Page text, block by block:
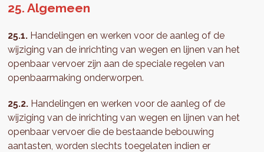
25. Algemeen
25.1. Handelingen en werken voor de aanleg of de
wijziging van de inrichting van wegen en lijnen van het
openbaar vervoer zijn aan de speciale regelen van
openbaarmaking onderworpen.
25.2. Handelingen en werken voor de aanleg of de
wijziging van de inrichting van wegen en lijnen van het
openbaar vervoer die de bestaande bebouwing
aantasten, worden slechts toegelaten indien er